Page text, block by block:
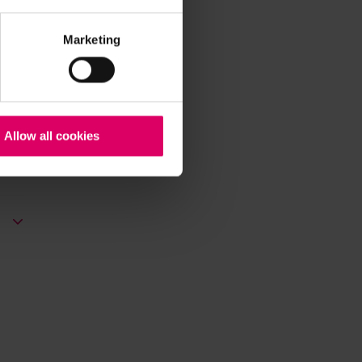
Marketing
Allow all cookies